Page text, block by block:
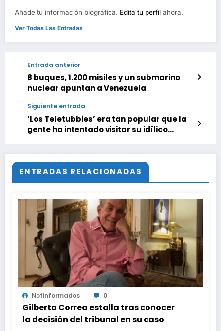
Añade tu información biográfica. Edita tu perfil ahora.
Ver Todas Las Entradas
Entrada anterior
8 buques, 1.200 misiles y un submarino
nuclear apuntan a Venezuela
Siguiente entrada
‘Los Teletubbies’ era tan popular que la
gente ha intentado visitar su idílico
ENTRADAS RELACIONADAS
Notinformados 0
Gilberto Correa estalla tras conocer
la decisión del tribunal en su caso